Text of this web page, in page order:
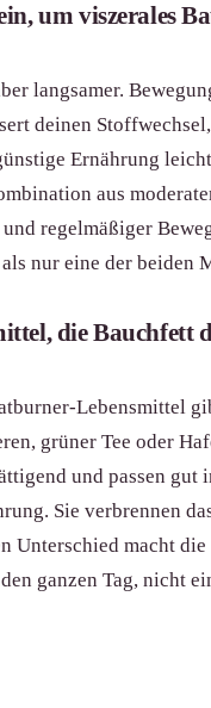
um viszerales
langsamer.
deinen
Ernährung leicht
aus
regelmäßiger
nur eine der beiden
die Bauchfett
Lebensmittel
grüner Tee oder
und passen gut
Sie verbrennen
Unterschied macht die
ganzen Tag, nicht